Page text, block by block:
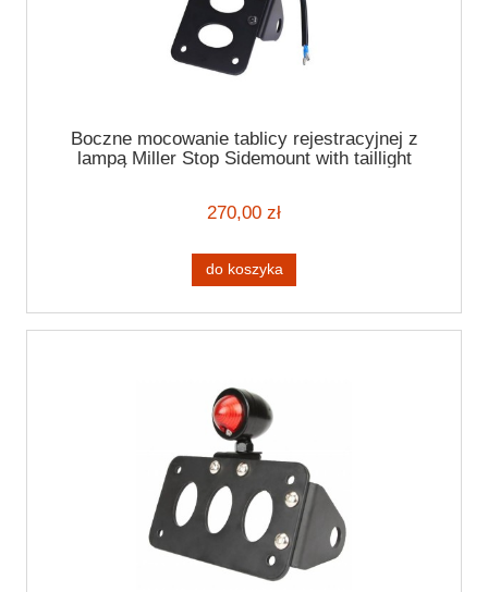
Boczne mocowanie tablicy rejestracyjnej z
lampą Miller Stop Sidemount with taillight
270,00 zł
do koszyka